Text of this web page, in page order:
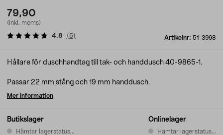
79,90
(inkl. moms)
Artikelnr: 51-3998
4.8 ( 5)
Butikslager
Hämtar lagerstatus...
Onlinelager
Hämtar lagerstatus...
Hållare för duschhandtag till tak- och handdusch 40-9865-1.
Passar 22 mm stång och 19 mm handdusch.
Mer information